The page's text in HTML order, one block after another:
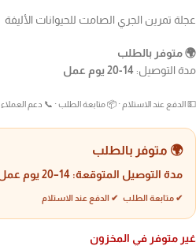
عجلة تمرين الجري الصامت للحيوانات الأليفة
🌍 متوفر بالطلب
مدة التوصيل: 14-20 يوم عمل
💵 الدفع عند الاستلام · 📦 متابعة الطلب · 📞 دعم العملاء
🌍 متوفر بالطلب
مدة التوصيل المتوقعة: 14–20 يوم عمل
✔ متابعة الطلب ✔ الدفع عند الاستلام
غير متوفر في المخزون